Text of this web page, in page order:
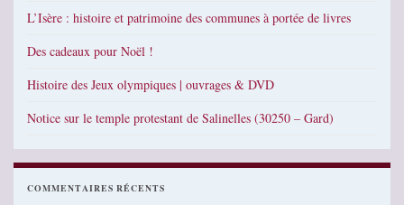
L’Isère : histoire et patrimoine des communes à portée de livres
Des cadeaux pour Noël !
Histoire des Jeux olympiques | ouvrages & DVD
Notice sur le temple protestant de Salinelles (30250 – Gard)
COMMENTAIRES RÉCENTS